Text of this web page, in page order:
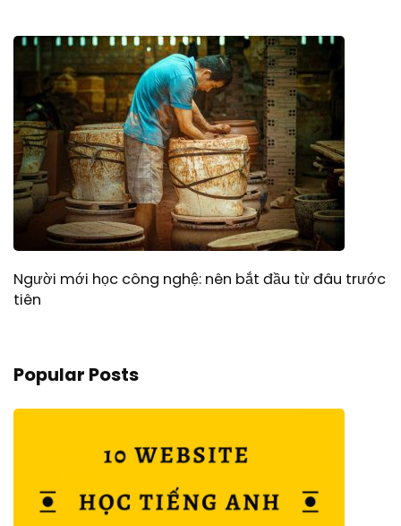
Người mới học công nghệ: nên bắt đầu từ đâu trước
tiên
Popular Posts